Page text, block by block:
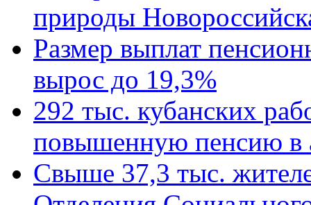
природы
Размер выплат
вырос до 19,3%
292 тыс. кубанских
повышенную пенсию в
Свыше 37,3 тыс.